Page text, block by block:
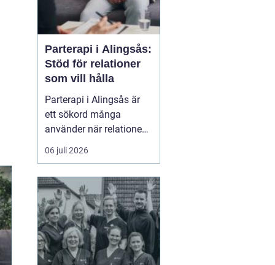
Parterapi i Alingsås:
Stöd för relationer
som vill hålla
Parterapi i Alingsås är
ett sökord många
använder när relationen
börjar skava och
vardagen känns mer
samarbete. När
konflikter upprepas,
tystnaden växer eller
avståndet kä...
06 juli 2026